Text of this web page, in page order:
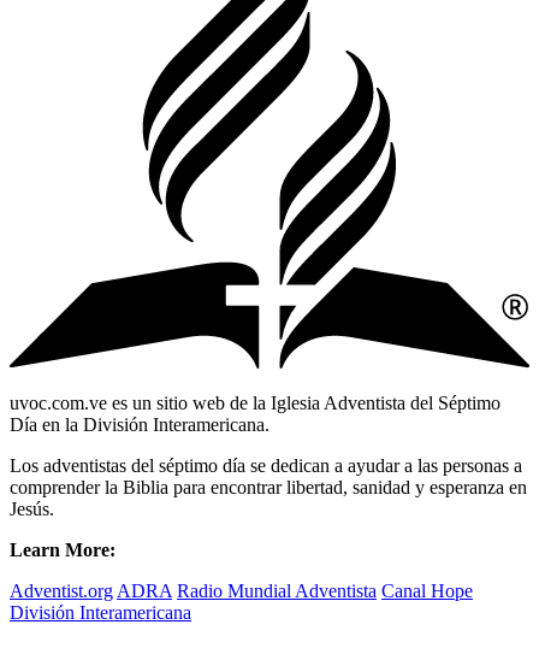
uvoc.com.ve es un sitio web de la Iglesia Adventista del Séptimo
Día en la División Interamericana.
Los adventistas del séptimo día se dedican a ayudar a las personas a
comprender la Biblia para encontrar libertad, sanidad y esperanza en
Jesús.
Learn More:
Adventist.org ADRA Radio Mundial Adventista Canal Hope
División Interamericana